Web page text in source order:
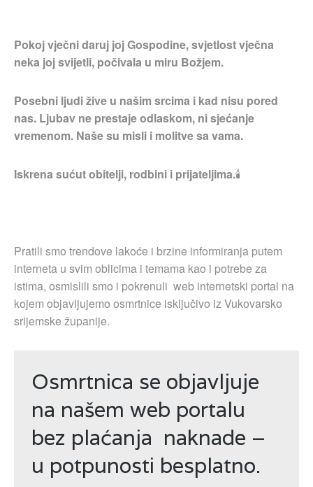
Pokoj vječni daruj joj Gospodine, svjetlost vječna
neka joj svijetli, počivala u miru Božjem.
Posebni ljudi žive u našim srcima i kad nisu pored
nas. Ljubav ne prestaje odlaskom, ni sjećanje
vremenom. Naše su misli i molitve sa vama.
Iskrena sućut obitelji, rodbini i prijateljima.🕯
Pratili smo trendove lakoće i brzine informiranja putem
interneta u svim oblicima i temama kao i potrebe za
istima, osmislili smo i pokrenuli web internetski portal na
kojem objavljujemo osmrtnice isključivo iz Vukovarsko
srijemske županije.
Osmrtnica se objavljuje
na našem web portalu
bez plaćanja naknade –
u potpunosti besplatno.